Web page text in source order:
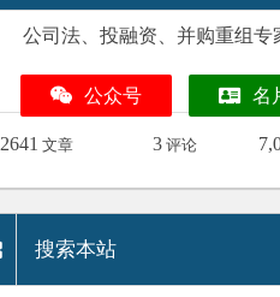
公司法、投融资、并购重组专
公众号 名
2641 文章 3 评论
搜索本站